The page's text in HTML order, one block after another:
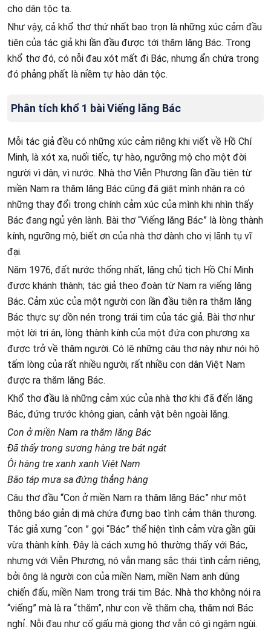
cho dân tộc ta.
Như vậy, cả khổ thơ thứ nhất bao trọn là những xúc cảm đầu
tiên của tác giả khi lần đầu được tới thăm lăng Bác. Trong
khổ thơ đó, có nỗi đau xót mất đi Bác, nhưng ẩn chứa trong
đó phảng phất là niềm tự hào dân tộc.
Phân tích khổ 1 bài Viếng lăng Bác
Mỗi tác giả đều có những xúc cảm riêng khi viết về Hồ Chí
Minh, là xót xa, nuối tiếc, tự hào, ngưỡng mộ cho một đời
người vì dân, vì nước. Nhà thơ Viễn Phương lần đầu tiên từ
miền Nam ra thăm lăng Bác cũng đã giật mình nhận ra có
những thay đổi trong chính cảm xúc của mình khi nhìn thấy
Bác đang ngủ yên lành. Bài thơ “Viếng lăng Bác” là lòng thành
kính, ngưỡng mộ, biết ơn của nhà thơ dành cho vị lãnh tụ vĩ
đại.
Năm 1976, đất nước thống nhất, lăng chủ tịch Hồ Chí Minh
được khánh thành; tác giả theo đoàn từ Nam ra viếng lăng
Bác. Cảm xúc của một người con lần đầu tiên ra thăm lăng
Bác thực sự dồn nén trong trái tim của tác giả. Bài thơ như
một lời tri ân, lòng thành kính của một đứa con phương xa
được trở về thăm người. Có lẽ những câu thơ này như nói hộ
tấm lòng của rất nhiều người, rất nhiều con dân Việt Nam
được ra thăm lăng Bác.
Khổ thơ đầu là những cảm xúc của nhà thơ khi đã đến lăng
Bác, đứng trước không gian, cảnh vật bên ngoài lăng.
Con ở miền Nam ra thăm lăng Bác
Đã thấy trong sương hàng tre bát ngát
Ôi hàng tre xanh xanh Việt Nam
Bão táp mưa sa đứng thẳng hàng
Câu thơ đầu “Con ở miền Nam ra thăm lăng Bác” như một
thông báo giản dị mà chứa đựng bao tình cảm thân thương.
Tác giả xưng “con ” gọi “Bác” thể hiện tình cảm vừa gần gũi
vừa thành kính. Đây là cách xưng hô thường thấy với Bác,
nhưng với Viễn Phương, nó vẫn mang sắc thái tình cảm riêng,
bởi ông là người con của miền Nam, miền Nam anh dũng
chiến đấu, miền Nam trong trái tim Bác. Nhà thơ không nói ra
“viếng” mà là ra “thăm”, như con về thăm cha, thăm nơi Bác
nghỉ. Nỗi đau như cố giấu mà giọng thơ vẫn có gì ngậm ngùi.